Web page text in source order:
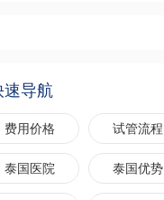
速导航
费用价格 试管流程
泰国医院 泰国优势